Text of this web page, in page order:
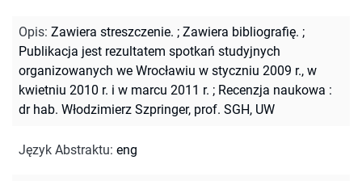
Opis: Zawiera streszczenie. ; Zawiera bibliografię. ;
Publikacja jest rezultatem spotkań studyjnych
organizowanych we Wrocławiu w styczniu 2009 r., w
kwietniu 2010 r. i w marcu 2011 r. ; Recenzja naukowa :
dr hab. Włodzimierz Szpringer, prof. SGH, UW
Język Abstraktu: eng